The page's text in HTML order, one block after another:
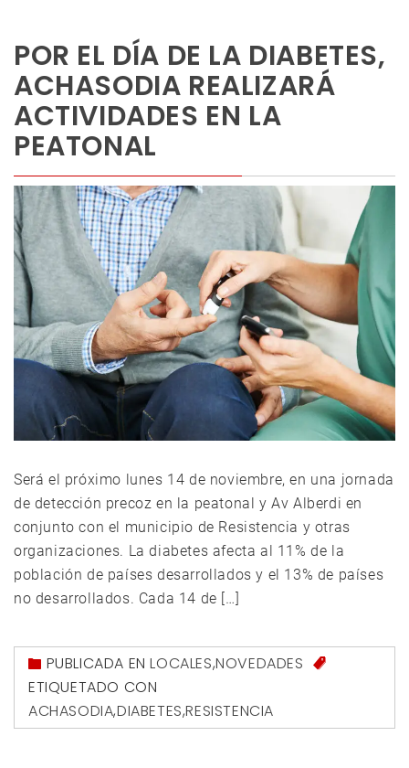
POR EL DÍA DE LA DIABETES,
ACHASODIA REALIZARÁ
ACTIVIDADES EN LA
PEATONAL
Será el próximo lunes 14 de noviembre, en una jornada
de detección precoz en la peatonal y Av Alberdi en
conjunto con el municipio de Resistencia y otras
organizaciones. La diabetes afecta al 11% de la
población de países desarrollados y el 13% de países
no desarrollados. Cada 14 de […]
PUBLICADA ENLOCALES,NOVEDADES
ETIQUETADO CON
ACHASODIA,DIABETES,RESISTENCIA